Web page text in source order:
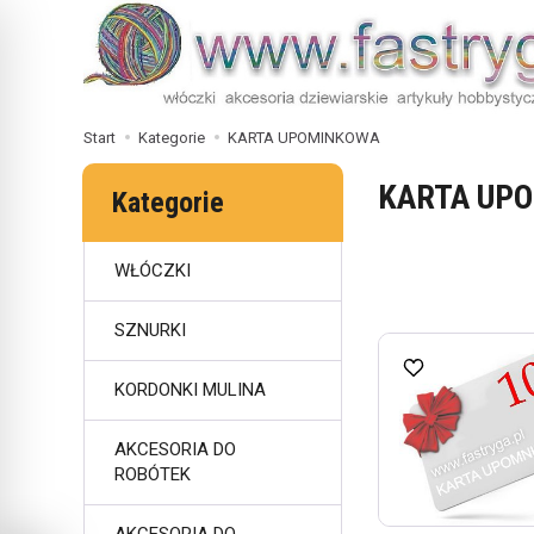
Start Kategorie KARTA UPOMINKOWA
KARTA
Kategorie
WŁÓCZKI
SZNURKI
KORDONKI MULINA
AKCESORIA DO
ROBÓTEK